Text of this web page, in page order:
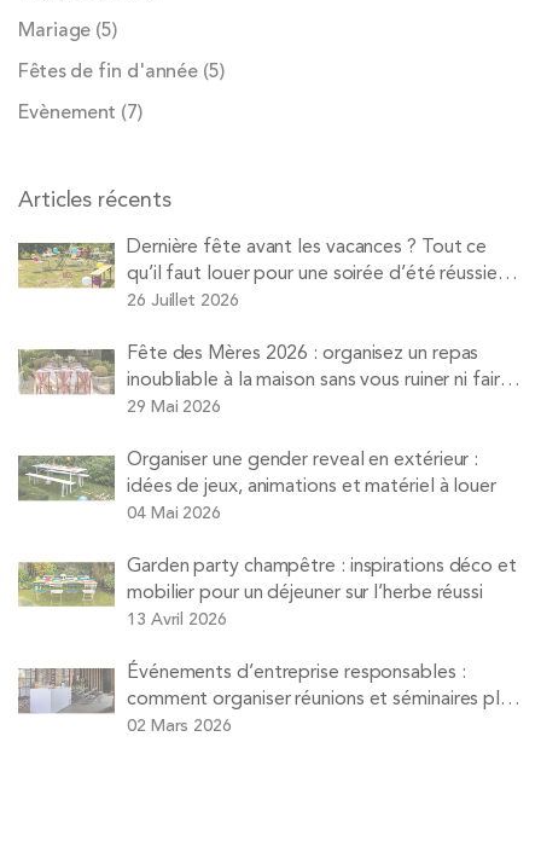
Mariage (5)
Fêtes de fin d'année (5)
Evènement (7)
Articles récents
Dernière fête avant les vacances ? Tout ce
qu’il faut louer pour une soirée d’été réussie
avec Pops
26 Juillet 2026
Fête des Mères 2026 : organisez un repas
inoubliable à la maison sans vous ruiner ni faire
la vaisselle
29 Mai 2026
Organiser une gender reveal en extérieur :
idées de jeux, animations et matériel à louer
04 Mai 2026
Garden party champêtre : inspirations déco et
mobilier pour un déjeuner sur l’herbe réussi
13 Avril 2026
Événements d’entreprise responsables :
comment organiser réunions et séminaires plus
durables
02 Mars 2026